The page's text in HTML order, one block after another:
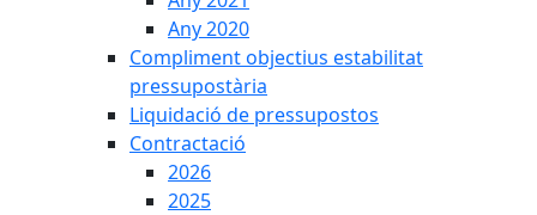
Any 2020
Compliment objectius estabilitat
pressupostària
Liquidació de pressupostos
Contractació
2026
2025